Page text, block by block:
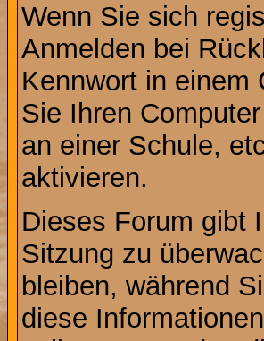
Wenn Sie sich
Anmelden bei
Kennwort in einem
Sie Ihren
an einer Schule,
aktivieren.
Dieses Forum gibt
Sitzung zu
bleiben, während
diese